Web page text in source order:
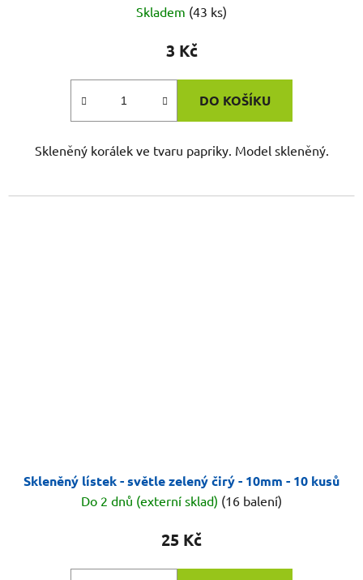
Skladem (43 ks)
3 Kč
DO KOŠÍKU
Skleněný korálek ve tvaru papriky. Model skleněný.
Skleněný lístek - světle zelený čirý - 10mm - 10 kusů
Do 2 dnů (externí sklad) (16 balení)
25 Kč